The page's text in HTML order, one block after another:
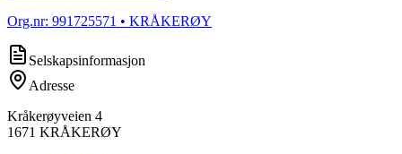
Org.nr: 991725571 • KRÅKERØY
Selskapsinformasjon
Adresse
Kråkerøyveien 4
1671 KRÅKERØY